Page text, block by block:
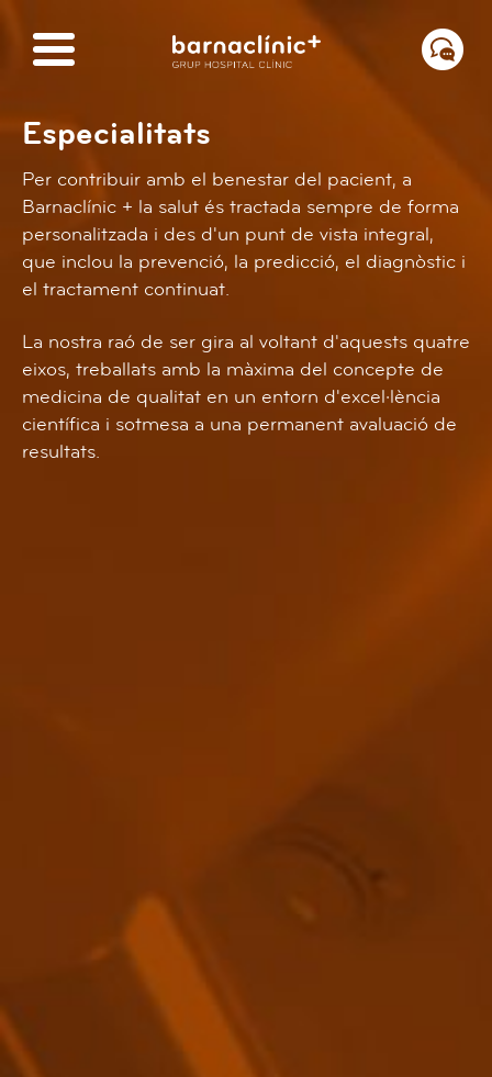
Especialitats
Per contribuir amb el benestar del pacient, a
Barnaclínic + la salut és tractada sempre de forma
personalitzada i des d'un punt de vista integral,
que inclou la prevenció, la predicció, el diagnòstic i
el tractament continuat.
La nostra raó de ser gira al voltant d'aquests quatre
eixos, treballats amb la màxima del concepte de
medicina de qualitat en un entorn d'excel·lència
científica i sotmesa a una permanent avaluació de
resultats.